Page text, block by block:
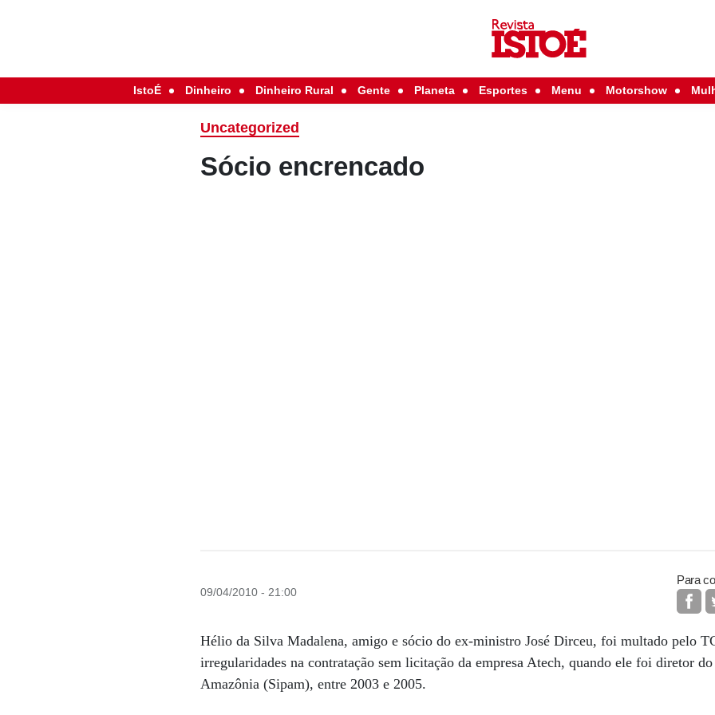
IstoÉ Dinheiro Dinheiro Rural Gente Planeta Esportes Menu Motorshow
Uncategorized
Sócio encrencado
09/04/2010 - 21:00
Para
Hélio da Silva Madalena, amigo e sócio do ex-ministro José Dirceu, foi multado pelo
irregularidades na contratação sem licitação da empresa Atech, quando ele foi diretor
Amazônia (Sipam), entre 2003 e 2005.